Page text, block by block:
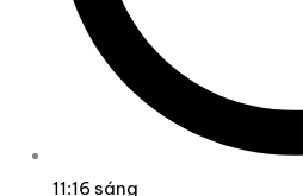
11:16 sáng